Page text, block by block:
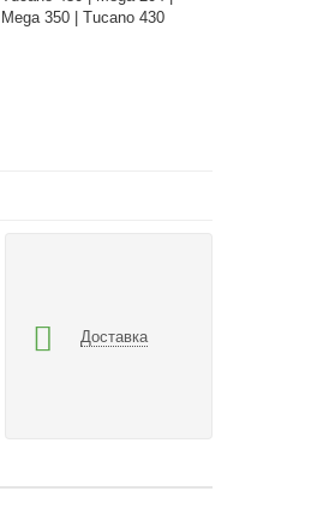
350 | Tucano 430
Доставка